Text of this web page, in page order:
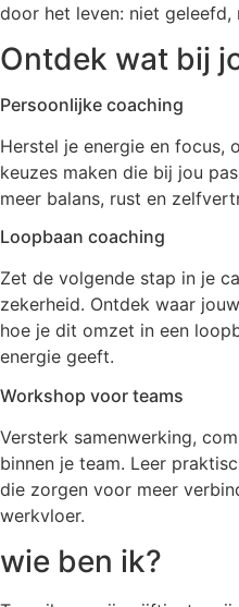
door het leven: niet geleefd,
Ontdek wat bij
Persoonlijke coaching
Herstel je energie en focus,
keuzes maken die bij jou
meer balans, rust en
Loopbaan coaching
Zet de volgende stap in je
zekerheid. Ontdek waar
hoe je dit omzet in een
energie geeft.
Workshop voor teams
Versterk samenwerking,
binnen je team. Leer
die zorgen voor meer
werkvloer.
wie ben ik?